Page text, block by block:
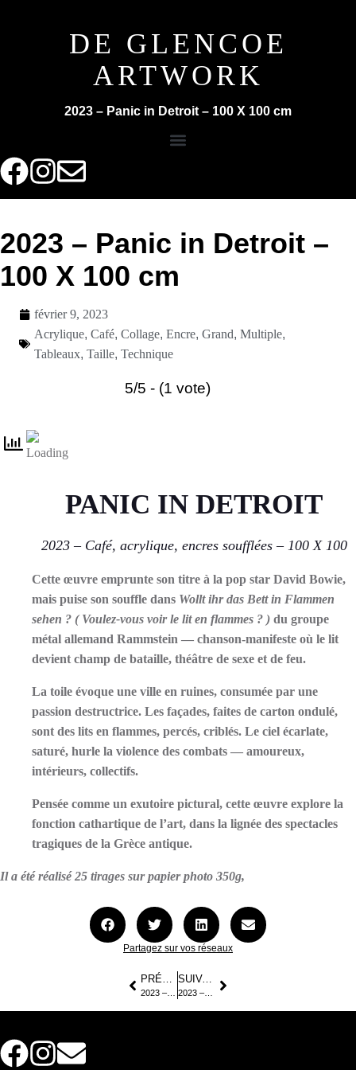
DE GLENCOE
ARTWORK
2023 – Panic in Detroit – 100 X 100 cm
2023 – Panic in Detroit –
100 X 100 cm
février 9, 2023
Acrylique, Café, Collage, Encre, Grand, Multiple,
Tableaux, Taille, Technique
5/5 - (1 vote)
PANIC IN DETROIT
2023 – Café, acrylique, encres soufflées – 100 X 100
Cette œuvre emprunte son titre à la pop star David Bowie,
mais puise son souffle dans Wollt ihr das Bett in Flammen
sehen ? ( Voulez-vous voir le lit en flammes ? ) du groupe
métal allemand Rammstein — chanson-manifeste où le lit
devient champ de bataille, théâtre de sexe et de feu.
La toile évoque une ville en ruines, consumée par une
passion destructrice. Les façades, faites de carton ondulé,
sont des lits en flammes, percés, criblés. Le ciel écarlate,
saturé, hurle la violence des combats — amoureux,
intérieurs, collectifs.
Pensée comme un exutoire pictural, cette œuvre explore la
fonction cathartique de l’art, dans la lignée des spectacles
tragiques de la Grèce antique.
Il a été réalisé 25 tirages sur papier photo 350g,
Partagez sur vos réseaux
PRÉCÉDENT
2023 – Scary Monster – 100 X 100 cm
SUIVANT